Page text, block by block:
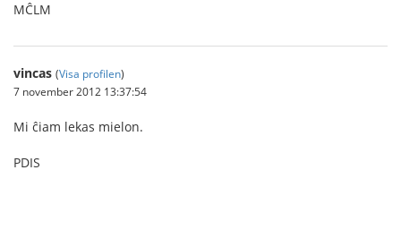
MĈLM
vincas (Visa profilen)
7 november 2012 13:37:54
Mi ĉiam lekas mielon.
PDIS